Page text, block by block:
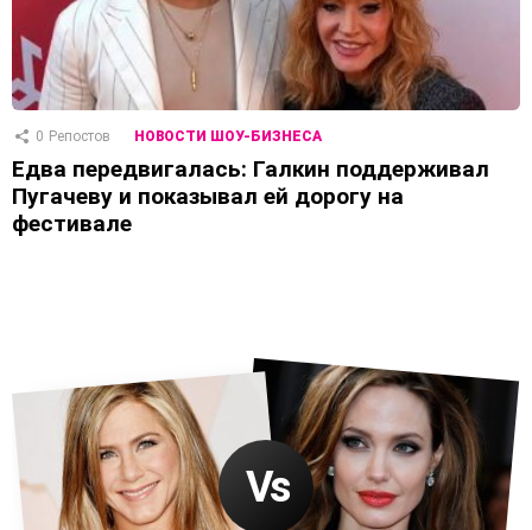
0 Репостов НОВОСТИ ШОУ-БИЗНЕСА
Едва передвигалась: Галкин поддерживал
Пугачеву и показывал ей дорогу на
фестивале